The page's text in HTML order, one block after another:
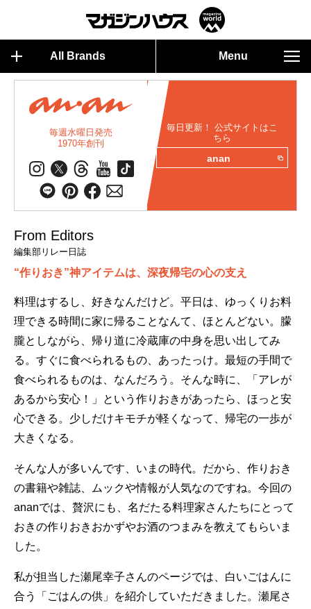
All Brands Menu
毎週水曜日発売
1970年創刊
毎日更新！ 公式サイトはこ
ちら
anan
From Editors
編集部リレー日誌
“作りおき”神アイテムは、深夜帰宅の心の支え
料理はするし、好きなんだけど。平日は、ゆっくりお料
理できる時間に家に帰ることなんて、ほとんどない。朦
朧としながら、帰り道に冷蔵庫の中身を思い出してみ
る。すぐに食べられるもの、あったっけ。最短の手間で
食べられるものは、なんだろう。そんな時に、「アレが
あるから安心！」という作りおきがあったら、ほっと安
心できる。少しだけキモチが軽くなって、帰宅の一歩が
大きくなる。
そんな人が多いんです、いまの時代。だから、作りおき
の書籍や雑誌、ムックや情報が人気なのですね。今回の
ananでは、贅沢にも、名だたる料理家さんたちにとって
おきの作りおきおかずやお酒のつまみを教えてもらいま
した。
私が担当した瀬尾幸子さんのページでは、白いごはんに
合う「ごはんの供」を紹介していただきました。瀬尾さ